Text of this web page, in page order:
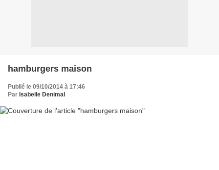
hamburgers maison
Publié le 09/10/2014 à 17:46
Par Isabelle Denimal